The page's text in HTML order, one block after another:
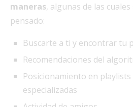
maneras, algunas de las
pensado:
Buscarte a ti y encontrar tu
Recomendaciones del
Posicionamiento en
especializadas